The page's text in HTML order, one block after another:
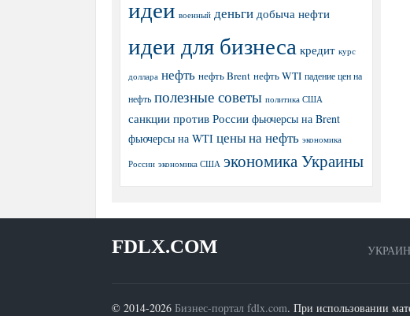
идеи военный деньги добыча нефти
идеи для бизнеса кредит курс
доллара нефть нефть Brent нефть WTI падение цен на
нефть полезные советы политика США
санкции против России фьючерсы на Brent
фьючерсы на WTI цены на нефть экономика
России экономика США экономика Украины
FDLX.COM
© 2014-2026 Бизнес-портал fdlx.com. При использовании